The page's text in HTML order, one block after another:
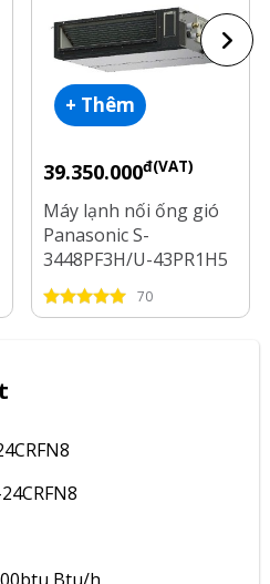
+ Thêm
39.350.000đ(VAT)
Máy lạnh nối ống gió
Panasonic S-
3448PF3H/U-43PR1H5
Inverter 5 Hp
70